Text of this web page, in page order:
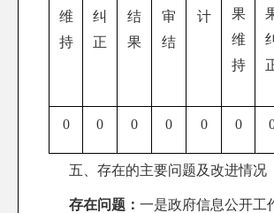
维
持
纠
正
结
果
审
结
计
果
维
持
0 0 0 0 0 0
五、存在的主要问题及改进情况
存在问题：一是政府信息公开工